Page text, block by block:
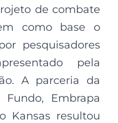
de combate
como base o
pesquisadores
pela
A parceria da
Fundo, Embrapa
Kansas resultou